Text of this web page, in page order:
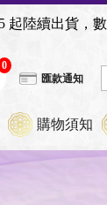
數量有限，用
0
匯款通知
購物須知